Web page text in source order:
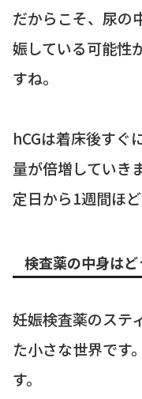
だからこそ、尿の
娠している可能性
すね。
hCGは着床後すぐ
量が倍増していき
定日から1週間ほ
検査薬の中身はど
妊娠検査薬のステ
た小さな世界です
す。